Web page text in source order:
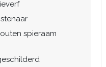
spieraam